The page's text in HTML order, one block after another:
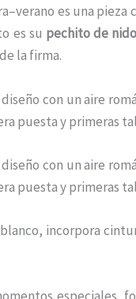
es una pieza
es su pechito de
la firma.
con un aire
puesta y primeras
con un aire
puesta y primeras
incorpora